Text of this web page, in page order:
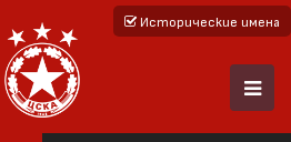
Исторические имена